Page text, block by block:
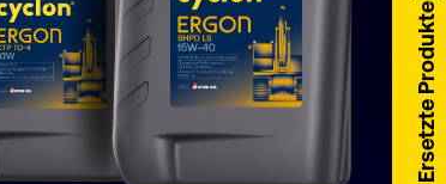
Ersetzte Produkte